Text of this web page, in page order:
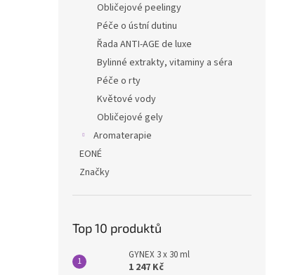
Obličejové peelingy
Péče o ústní dutinu
Řada ANTI-AGE de luxe
Bylinné extrakty, vitaminy a séra
Péče o rty
Květové vody
Obličejové gely
Aromaterapie
EONÉ
Značky
Top 10 produktů
GYNEX 3 x 30 ml
1 247 Kč